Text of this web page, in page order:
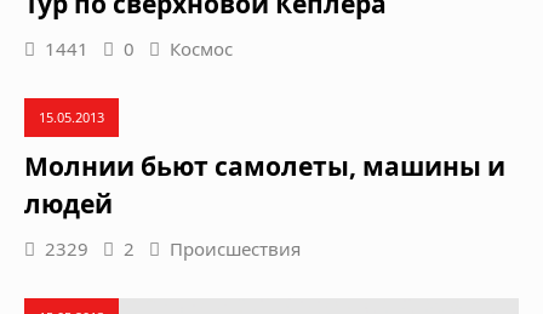
1441 0 Космос
15.05.2013
Молнии бьют самолеты, машины и
людей
2329 2 Происшествия